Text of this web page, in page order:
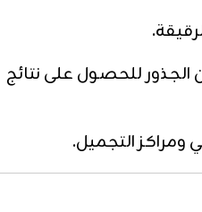
الجذور للحصول على نتائج
ومراكز التجميل.